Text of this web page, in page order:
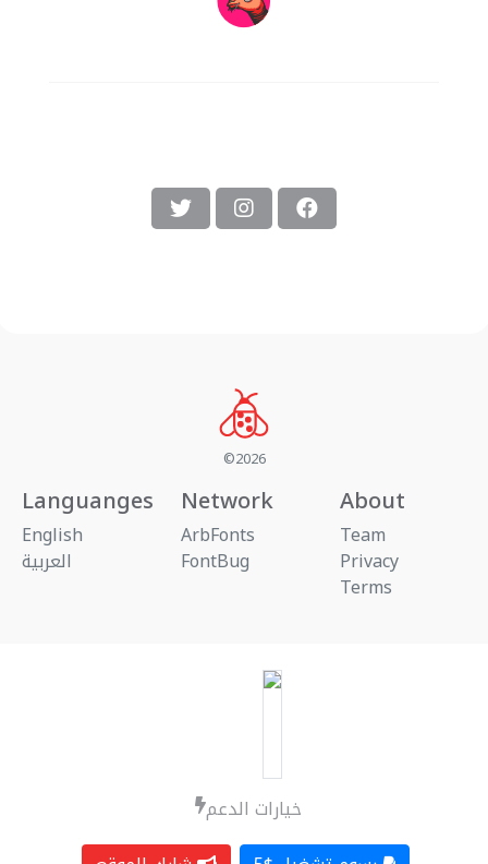
خيارات الدعم
©2026
Languanges
English
العربية
Network
ArbFonts
FontBug
About
Team
Privacy
Terms